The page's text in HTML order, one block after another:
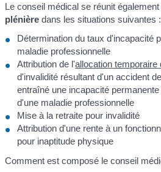
Le conseil médical se réunit
plénière dans les situations suivantes :
Détermination du taux d'incapacité
maladie professionnelle
Attribution de l'allocation temporaire
d'invalidité résultant d'un accident
entraîné une incapacité
d'une maladie professionnelle
Mise à la retraite pour invalidité
Attribution d'une rente à un
pour inaptitude physique
Comment est composé le conseil